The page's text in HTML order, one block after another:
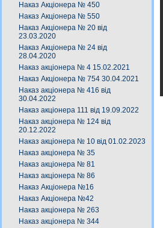
Наказ Акціонера № 450
Наказ Акціонера № 550
Наказ Акціонера № 20 від
23.03.2020
Наказ Акціонера № 24 від
28.04.2020
Наказ акціонера № 4 15.02.2021
Наказ Акціонера № 754 30.04.2021
Наказ акціонера № 416 від
30.04.2022
Наказ акціонера 111 від 19.09.2022
Наказ акціонера № 124 від
20.12.2022
Наказ акціонера № 10 від 01.02.2023
Наказ акціонера № 35
Наказ акціонера № 81
Наказ акціонера № 86
Наказ Акціонера №16
Наказ Акціонера №42
Наказ акціонера № 263
Наказ акціонера № 344